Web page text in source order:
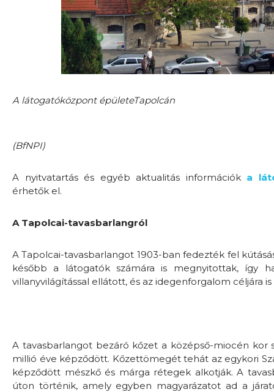
A látogatóközpont épületeTapolcán
(BfNPI)
A nyitvatartás és egyéb aktualitás információk a
érhetők el.
A Tapolcai-tavasbarlangról
A Tapolcai-tavasbarlangot 1903-ban fedezték fel
később a látogatók számára is megnyitottak, így
villanyvilágítással ellátott, és az idegenforgalom céljára
A tavasbarlangot bezáró kőzet a középső-miocén kor
millió éve képződött. Kőzettömegét tehát az egykori
képződött mészkő és márga rétegek alkotják. A
úton történik, amely egyben magyarázatot ad a